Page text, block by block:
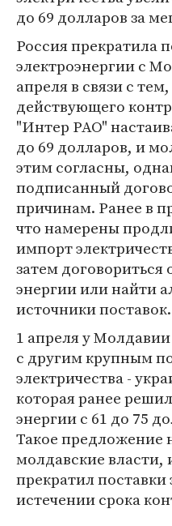
до 69 долларов за
Россия прекратила
электроэнергии с
апреля в связи с
действующего
"Интер РАО"
до 69 долларов, и
этим согласны,
подписанный
причинам. Ранее в
что намерены
импорт
затем
энергии или найти
источники поставок.
1 апреля у
с другим крупным
электричества -
которая ранее
энергии с 61 до 75
Такое предложение
молдавские власти,
прекратил поставки
истечении срока